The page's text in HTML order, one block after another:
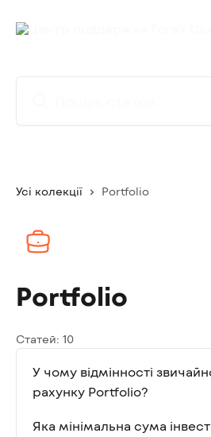
Усі колекції Portfolio
Portfolio
Статей: 10
У чому відмінності
рахунку Portfolio?
Яка мінімальна сума